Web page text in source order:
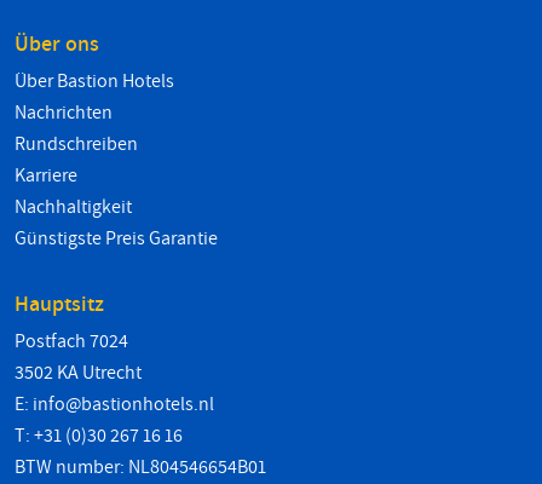
Über ons
Über Bastion Hotels
Nachrichten
Rundschreiben
Karriere
Nachhaltigkeit
Günstigste Preis Garantie
Hauptsitz
Postfach 7024
3502 KA Utrecht
E: info@bastionhotels.nl
T: +31 (0)30 267 16 16
BTW number: NL804546654B01